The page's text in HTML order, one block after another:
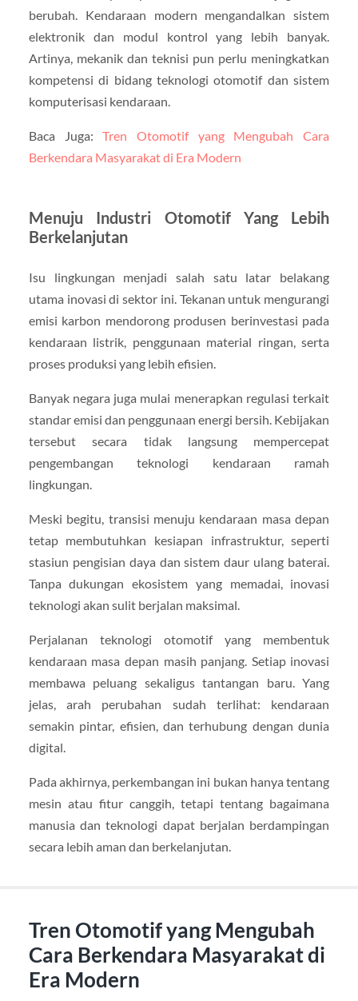
berubah. Kendaraan modern mengandalkan sistem
elektronik dan modul kontrol yang lebih banyak.
Artinya, mekanik dan teknisi pun perlu meningkatkan
kompetensi di bidang teknologi otomotif dan sistem
komputerisasi kendaraan.
Baca Juga:Tren Otomotif yang Mengubah Cara
Berkendara Masyarakat di Era Modern
Menuju Industri Otomotif Yang Lebih
Berkelanjutan
Isu lingkungan menjadi salah satu latar belakang
utama inovasi di sektor ini. Tekanan untuk mengurangi
emisi karbon mendorong produsen berinvestasi pada
kendaraan listrik, penggunaan material ringan, serta
proses produksi yang lebih efisien.
Banyak negara juga mulai menerapkan regulasi terkait
standar emisi dan penggunaan energi bersih. Kebijakan
tersebut secara tidak langsung mempercepat
pengembangan teknologi kendaraan ramah
lingkungan.
Meski begitu, transisi menuju kendaraan masa depan
tetap membutuhkan kesiapan infrastruktur, seperti
stasiun pengisian daya dan sistem daur ulang baterai.
Tanpa dukungan ekosistem yang memadai, inovasi
teknologi akan sulit berjalan maksimal.
Perjalanan teknologi otomotif yang membentuk
kendaraan masa depan masih panjang. Setiap inovasi
membawa peluang sekaligus tantangan baru. Yang
jelas, arah perubahan sudah terlihat: kendaraan
semakin pintar, efisien, dan terhubung dengan dunia
digital.
Pada akhirnya, perkembangan ini bukan hanya tentang
mesin atau fitur canggih, tetapi tentang bagaimana
manusia dan teknologi dapat berjalan berdampingan
secara lebih aman dan berkelanjutan.
Tren Otomotif yang Mengubah
Cara Berkendara Masyarakat di
Era Modern